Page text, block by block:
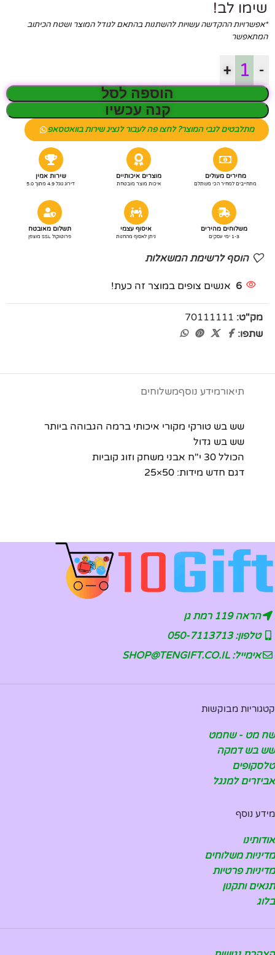
שימו לב!
*אפשרויות ההקדשה עשויות להשתנות בהתאם לגודל המוצר ושטח הכיתוב
המתאפשר
-
+
הוספה לסל
קנה עכשיו
מתלבטים לגבי המוצר? לחצו פה לעבור לנציג שירות בוואטסאפ
מחירים מעולים
מתחייבים למחיר הכי משתלם
מוצרים איכותיים
איכות מוצר מובטחת
שירות אמין
דירוג גוגל 4.9 מתוך 5.0
משלוחים מהירים
1-3 ימי עסקים
איסוף עצמי
ניתן לאסוף מהחנות
תשלום מאובטח
פרוטוקול SSL מוצפן
הוסף לרשימת המשאלות
6 אנשים צופים במוצר זה כעת!
מק"ט: 70111111
שתפו:
תיאורמידע נוסףמשלוחים
שש בש טורקי מקורי איכותי ברמה הגבוהה ביותר
שש בש גדול
הכולל 30 י"ח אבני משחק וזוג קוביות
דגם חדש מידות: 50×25
הראה 119 רמת גן
טלפון: 050-7113713
אימייל: SHOP@TENGIFT.CO.IL
קטגוריות מבוקשות
שח מט - שחמט
שש בש דמקה
טלסקופים
אביזרים למנגל
מידע נוסף
אודותינו
מדיניות משלוחים
מדיניות פרטיות
תנאים ותקנון
בלוג